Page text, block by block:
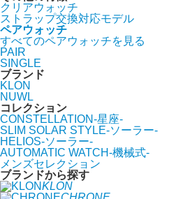
クリアウォッチ
ストラップ交換対応モデル
ペアウォッチ
すべてのペアウォッチを見る
PAIR
SINGLE
ブランド
KLON
NUWL
コレクション
CONSTELLATION-星座-
SLIM SOLAR STYLE-ソーラー-
HELIOS-ソーラー-
AUTOMATIC WATCH-機械式-
メンズセレクション
ブランドから探す
KLON